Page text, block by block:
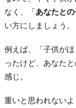
なく、「あなたと
い方にしましょう。
例えば、「子供が
ったけど、あなた
感じ。
重いと思われない